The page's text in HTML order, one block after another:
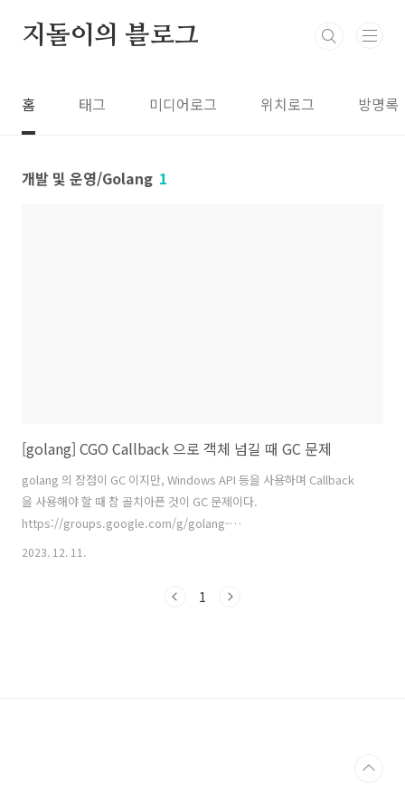
지돌이의 블로그
홈 태그 미디어로그 위치로그 방명록
개발 및 운영/Golang 1
[golang] CGO Callback 으로 객체 넘길 때 GC 문제
golang 의 장점이 GC 이지만, Windows API 등을 사용하며 Callback
을 사용해야 할 때 참 골치아픈 것이 GC 문제이다.
https://groups.google.com/g/golang-
nuts/c/yNis7bQG_rY/m/yaJFoSx1hgIJ 위와 같은 논의들도 많고..
goNativeDone(void*); __attribute__((weak)) void*
2023. 12. 11.
1